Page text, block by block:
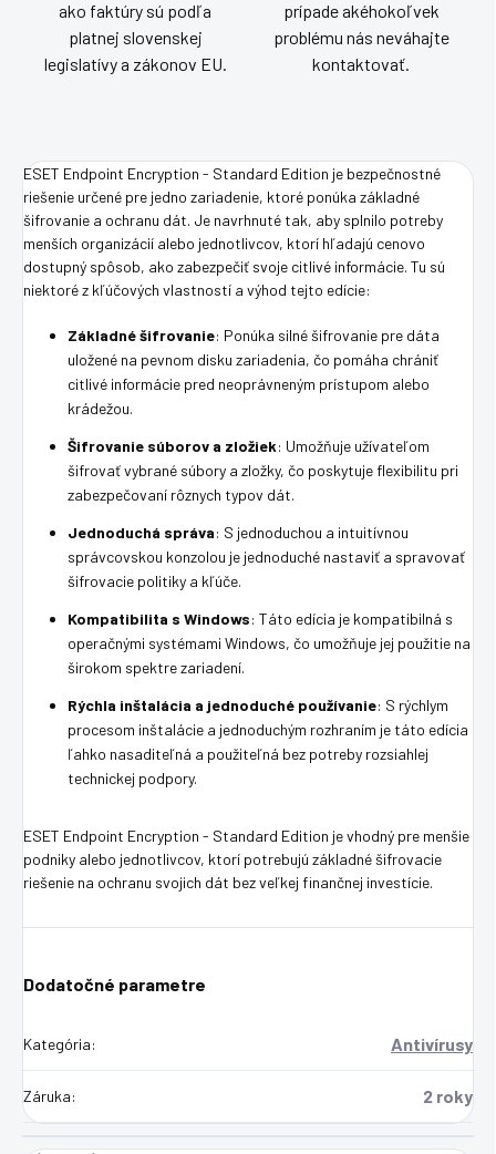
ako faktúry sú podľa
platnej slovenskej
legislatívy a zákonov EU.
prípade akéhokoľvek
problému nás neváhajte
kontaktovať.
ESET Endpoint Encryption - Standard Edition je bezpečnostné
riešenie určené pre jedno zariadenie, ktoré ponúka základné
šifrovanie a ochranu dát. Je navrhnuté tak, aby splnilo potreby
menších organizácií alebo jednotlivcov, ktorí hľadajú cenovo
dostupný spôsob, ako zabezpečiť svoje citlivé informácie. Tu sú
niektoré z kľúčových vlastností a výhod tejto edície:
Základné šifrovanie: Ponúka silné šifrovanie pre dáta
uložené na pevnom disku zariadenia, čo pomáha chrániť
citlivé informácie pred neoprávneným prístupom alebo
krádežou.
Šifrovanie súborov a zložiek: Umožňuje užívateľom
šifrovať vybrané súbory a zložky, čo poskytuje flexibilitu pri
zabezpečovaní rôznych typov dát.
Jednoduchá správa: S jednoduchou a intuitívnou
správcovskou konzolou je jednoduché nastaviť a spravovať
šifrovacie politiky a kľúče.
Kompatibilita s Windows: Táto edícia je kompatibilná s
operačnými systémami Windows, čo umožňuje jej použitie na
širokom spektre zariadení.
Rýchla inštalácia a jednoduché používanie: S rýchlym
procesom inštalácie a jednoduchým rozhraním je táto edícia
ľahko nasaditeľná a použiteľná bez potreby rozsiahlej
technickej podpory.
ESET Endpoint Encryption - Standard Edition je vhodný pre menšie
podniky alebo jednotlivcov, ktorí potrebujú základné šifrovacie
riešenie na ochranu svojich dát bez veľkej finančnej investície.
Dodatočné parametre
Kategória: Antivírusy
Záruka: 2 roky